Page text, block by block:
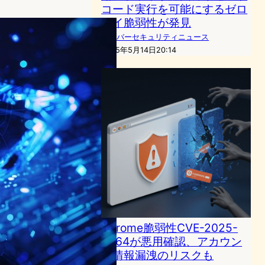
コード実行を可能にするゼロ
デイ脆弱性が発見
サイバーセキュリティニュース
2025年5月14日20:14
Chrome脆弱性CVE-2025-
4664が悪用確認、アカウン
ト情報漏洩のリスクも